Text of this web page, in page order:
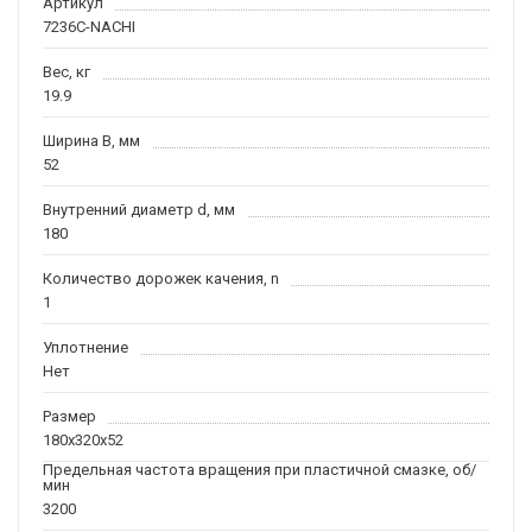
7236C-NACHI
Вес, кг
19.9
Ширина B, мм
52
Внутренний диаметр d, мм
180
Количество дорожек качения, n
1
Уплотнение
Нет
Размер
180x320x52
Предельная частота вращения при пластичной смазке, об/
мин
3200